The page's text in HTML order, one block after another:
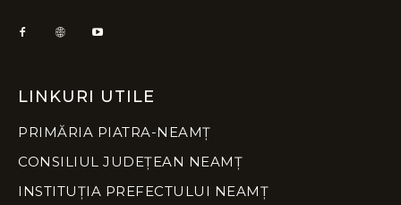
LINKURI UTILE
PRIMĂRIA PIATRA-NEAMȚ
CONSILIUL JUDEȚEAN NEAMȚ
INSTITUȚIA PREFECTULUI NEAMȚ